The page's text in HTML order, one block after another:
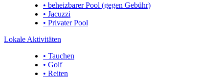
• beheizbarer Pool (gegen Gebühr)
• Jacuzzi
• Privater Pool
Lokale Aktivitäten
• Tauchen
• Golf
• Reiten